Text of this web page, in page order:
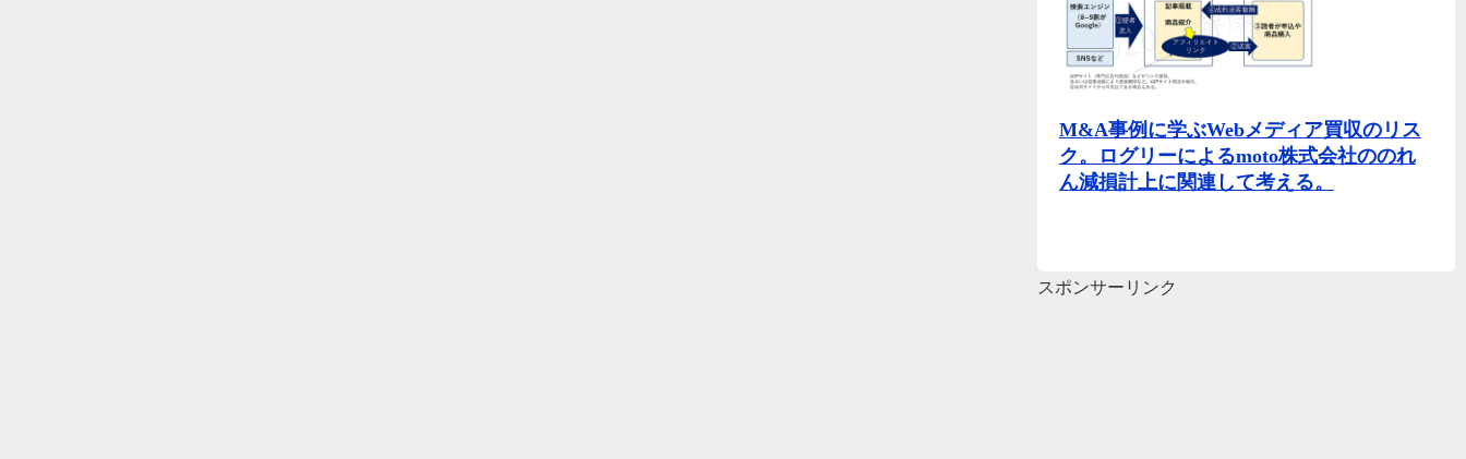
M&A事例に学ぶWebメディア買収のリス
ク。ログリーによるmoto株式会社ののれ
ん減損計上に関連して考える。
スポンサーリンク